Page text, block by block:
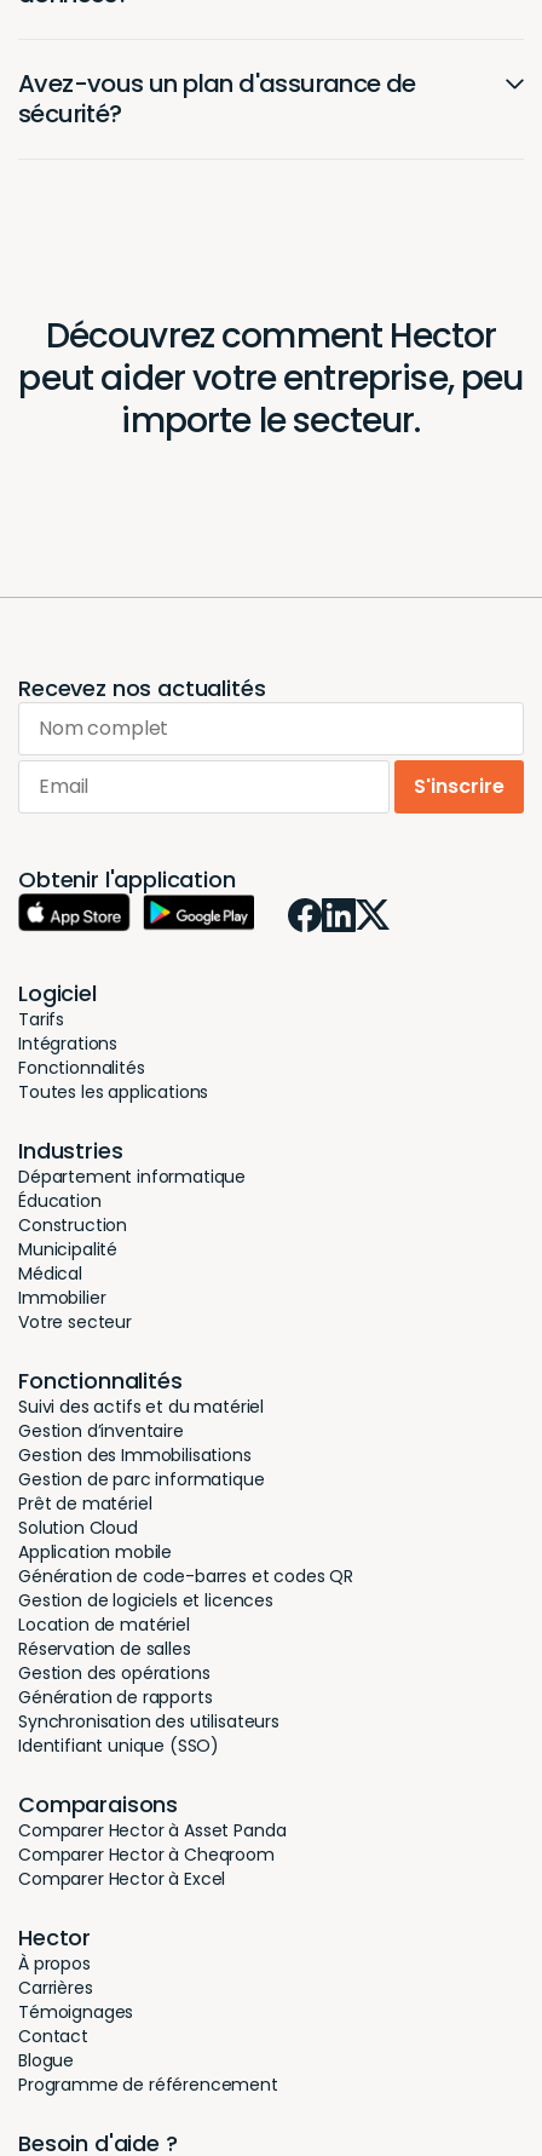
pays, afin de garantir la protection des données et la
Stockage des Données :
soumises aux lois et réglementations européennes en
matière de protection des données et de
confidentialité.
Mesures de Cryptage et de Sécurité :
autorisé.
Clés de Sécurité : Les clés de sécurité utilisées
pour le cryptage sont conservées de manière
confidentielle par notre équipe d’infrastructure.
limité aux seuls membres du personnel autorisés.
Restrictions d’Accès :
Accès des Fournisseurs : Nos fournisseurs actuels
écrite préalable. Nous avons établi des accords
contractuels stricts avec nos fournisseurs pour
garantir qu’ils ne peuvent pas accéder à nos
Contrôles d’Accès Internes : L’accès aux données
clients est strictement contrôlé et limité aux seuls
membres du personnel autorisés qui en ont
besoin à des fins légitimes. Des contrôles d’accès,
y compris l’authentification des utilisateurs et les
permissions basées sur les rôles, sont mis en
violation des données.
Localisation des Données :
Hector Inc. veille à ce qu’à aucun moment les
données clients ne soient transférées en dehors du
pays. Toutes les données restent stockées à
l’intérieur de l’union européenne, offrant une
protection supplémentaire et garantissant la
conformité aux réglementations applicables en
matière de protection des données.
Conformité aux Réglementations :
Hector Inc. s’engage à se conformer à toutes les lois,
protection des données et à la confidentialité. Nous
surveillons et examinons en permanence nos
pratiques pour garantir la conformité aux exigences
Mise à jour de la Politique :
Cette Politique de Stockage et de Sécurité des
Données peut être révisée ou mise à jour si nécessaire
pour s’aligner sur les changements des lois,
réglementations ou pratiques commerciales. Toute
mise à jour de cette politique sera communiquée aux